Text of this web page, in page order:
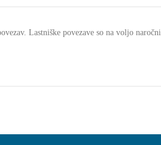
Lastniške povezave so na voljo